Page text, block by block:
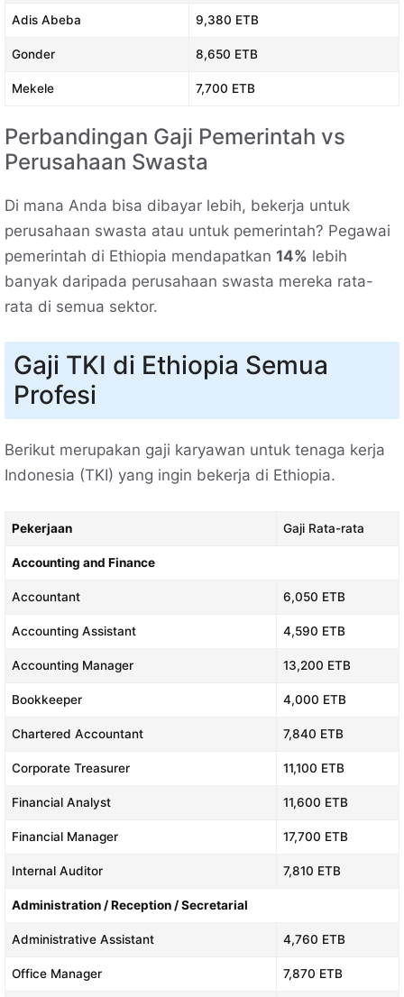
Adis Abeba 9,380 ETB
Gonder 8,650 ETB
Mekele 7,700 ETB
Perbandingan Gaji Pemerintah vs
Perusahaan Swasta
Di mana Anda bisa dibayar lebih, bekerja untuk
perusahaan swasta atau untuk pemerintah? Pegawai
pemerintah di Ethiopia mendapatkan 14% lebih
banyak daripada perusahaan swasta mereka rata-
rata di semua sektor.
Gaji TKI di Ethiopia Semua
Profesi
Berikut merupakan gaji karyawan untuk tenaga kerja
Indonesia (TKI) yang ingin bekerja di Ethiopia.
Pekerjaan Gaji Rata-rata
Accounting and Finance
Accountant 6,050 ETB
Accounting Assistant 4,590 ETB
Accounting Manager 13,200 ETB
Bookkeeper 4,000 ETB
Chartered Accountant 7,840 ETB
Corporate Treasurer 11,100 ETB
Financial Analyst 11,600 ETB
Financial Manager 17,700 ETB
Internal Auditor 7,810 ETB
Administration / Reception / Secretarial
Administrative Assistant 4,760 ETB
Office Manager 7,870 ETB